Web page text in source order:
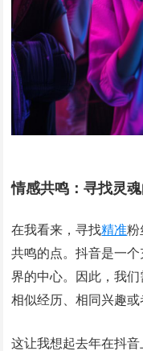
情感共鸣：寻找灵
在我看来，寻找精准粉
共鸣的点。抖音是一
界的中心。因此，我
相似经历、相同兴趣或
这让我想起去年在抖